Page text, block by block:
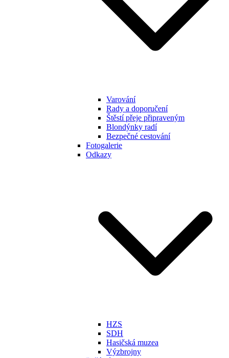
Varování
Rady a doporučení
Štěstí přeje připraveným
Blondýnky radí
Bezpečné cestování
Fotogalerie
Odkazy
HZS
SDH
Hasičská muzea
Výzbrojny